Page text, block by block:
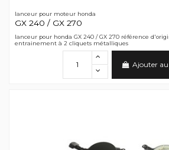
lanceur pour moteur honda
GX 240 / GX 270
lanceur pour honda GX 240 / GX 270 référence
entrainement à 2 cliquets métalliques
Ajouter